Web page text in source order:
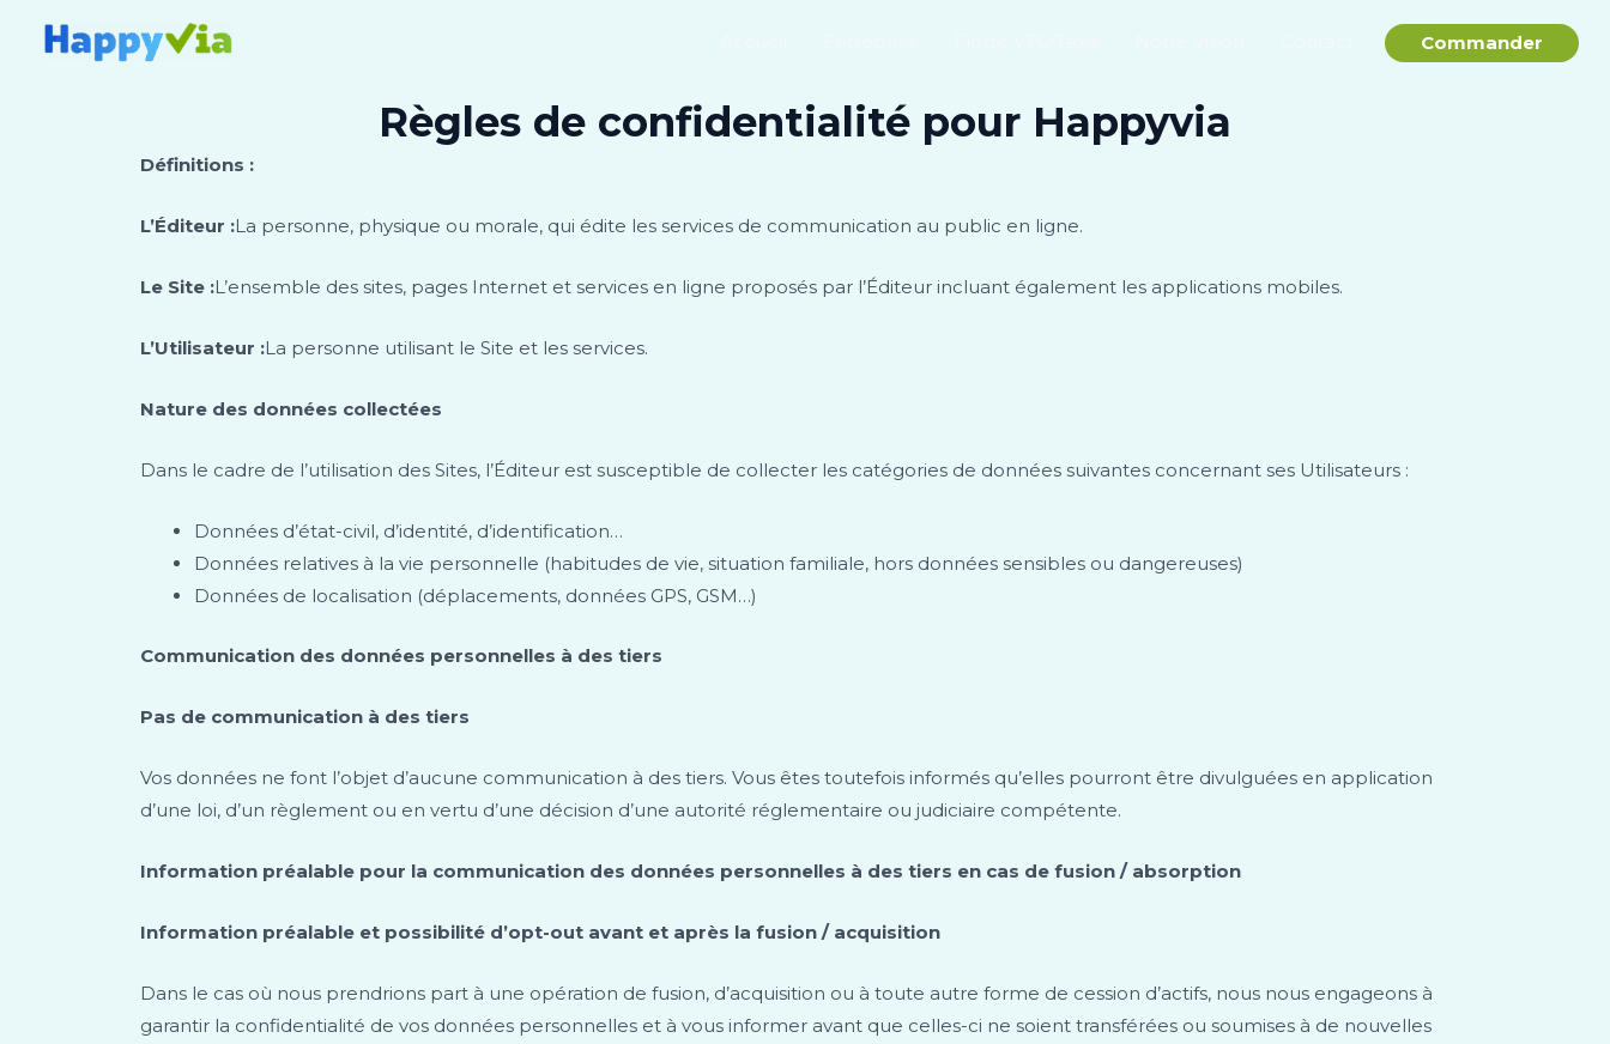
Commander
Règles de confidentialité pour Happyvia
Définitions :
L’Éditeur :La personne, physique ou morale, qui édite les services de communication au public en ligne.
Le Site :L’ensemble des sites, pages Internet et services en ligne proposés par l’Éditeur incluant également les applications mobiles.
L’Utilisateur :La personne utilisant le Site et les services.
Nature des données collectées
Dans le cadre de l’utilisation des Sites, l’Éditeur est susceptible de collecter les catégories de données suivantes concernant ses Utilisateurs :
Données d’état-civil, d’identité, d’identification…
Données relatives à la vie personnelle (habitudes de vie, situation familiale, hors données sensibles ou dangereuses)
Données de localisation (déplacements, données GPS, GSM…)
Communication des données personnelles à des tiers
Pas de communication à des tiers
Vos données ne font l’objet d’aucune communication à des tiers. Vous êtes toutefois informés qu’elles pourront être divulguées en application
d’une loi, d’un règlement ou en vertu d’une décision d’une autorité réglementaire ou judiciaire compétente.
Information préalable pour la communication des données personnelles à des tiers en cas de fusion / absorption
Information préalable et possibilité d’opt-out avant et après la fusion / acquisition
Dans le cas où nous prendrions part à une opération de fusion, d’acquisition ou à toute autre forme de cession d’actifs, nous nous engageons à
garantir la confidentialité de vos données personnelles et à vous informer avant que celles-ci ne soient transférées ou soumises à de nouvelles